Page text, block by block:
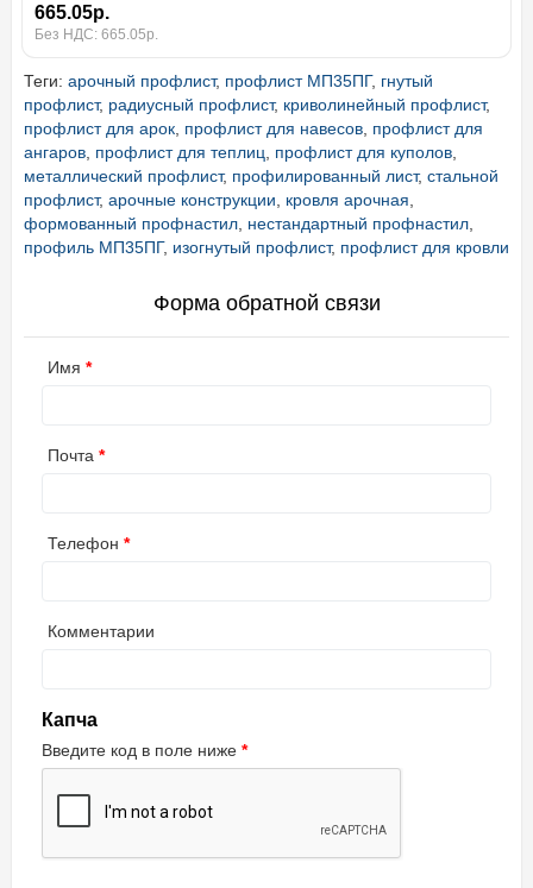
665.05р.
Без НДС: 665.05р.
Теги: арочный профлист, профлист МП35ПГ, гнутый
профлист, радиусный профлист, криволинейный профлист,
профлист для арок, профлист для навесов, профлист для
ангаров, профлист для теплиц, профлист для куполов,
металлический профлист, профилированный лист, стальной
профлист, арочные конструкции, кровля арочная,
формованный профнастил, нестандартный профнастил,
профиль МП35ПГ, изогнутый профлист, профлист для кровли
Форма обратной связи
Имя
Почта
Телефон
Комментарии
Капча
Введите код в поле ниже